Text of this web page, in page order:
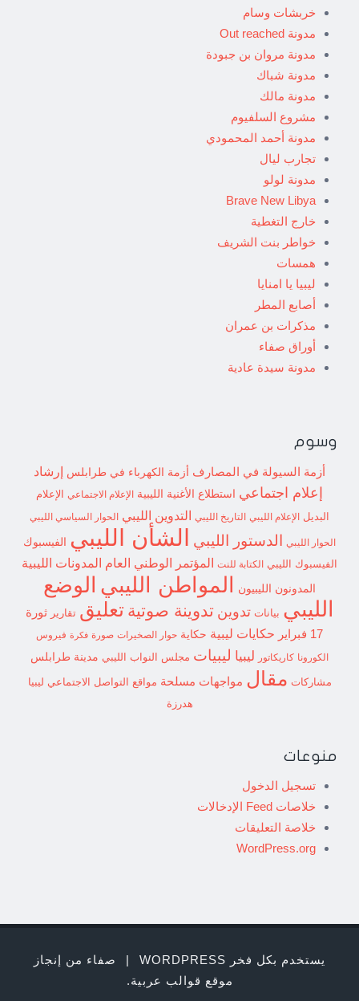
خربشات وسام
مدونة Out reached
مدونة مروان بن جبودة
مدونة شباك
مدونة مالك
مشروع السلفيوم
مدونة أحمد المحمودي
تجارب ليال
مدونة لولو
Brave New Libya
خارج التغطية
خواطر بنت الشريف
همسات
ليبيا يا امنايا
أصابع المطر
مذكرات بن عمران
أوراق صفاء
مدونة سيدة عادية
وسوم
أزمة السيولة في المصارف أزمة الكهرباء في طرابلس إرشاد
إعلام اجتماعي استطلاع الأغنية الليبية الإعلام الاجتماعي
الإعلام
البديل
الإعلام الليبي التاريخ الليبي التدوين الليبي الحوار السياسي الليبي
الحوار الليبي الدستور الليبي الشأن الليبي الفيسبوك
الفيسبوك الليبي الكتابة للنت المؤتمر الوطني العام المدونات الليبية
المدونون الليبيون المواطن الليبي الوضع
الليبي بيانات تدوين تدوينة صوتية تعليق تقارير
ثورة
17 فبراير
حكايات ليبية حكاية حوار الصخيرات صورة فكرة فيروس
الكورونا كاريكاتور ليبيا ليبيات مجلس النواب الليبي مدينة طرابلس
مشاركات مقال مواجهات مسلحة مواقع التواصل الاجتماعي ليبيا
هدرزة
منوعات
تسجيل الدخول
خلاصات Feed الإدخالات
خلاصة التعليقات
WordPress.org
يستخدم بكل فخر WORDPRESS
صفاء من إنجاز
موقع قوالب عربية.